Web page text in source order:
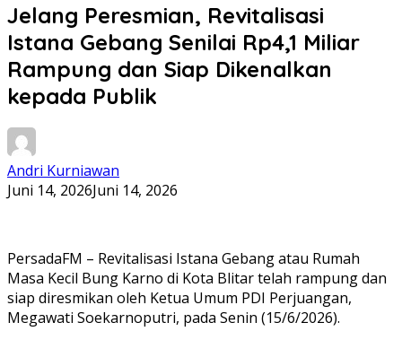
Jelang Peresmian, Revitalisasi
Istana Gebang Senilai Rp4,1 Miliar
Rampung dan Siap Dikenalkan
kepada Publik
Andri Kurniawan
Juni 14, 2026Juni 14, 2026
PersadaFM – Revitalisasi Istana Gebang atau Rumah
Masa Kecil Bung Karno di Kota Blitar telah rampung dan
siap diresmikan oleh Ketua Umum PDI Perjuangan,
Megawati Soekarnoputri, pada Senin (15/6/2026).